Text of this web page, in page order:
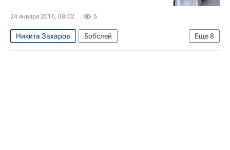
24 января 2016, 08:02 5
Еще8
Никита Захаров
Бобслей
Кубок мира по бобслею
Интарс Дамбис